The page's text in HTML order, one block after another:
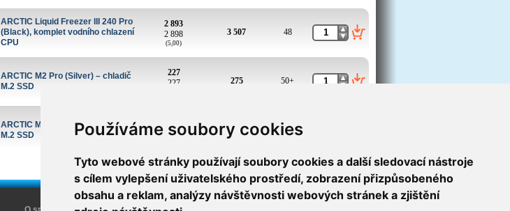
Používáme soubory cookies
Tyto webové stránky používají soubory cookies a další sledovací nástroje
s cílem vylepšení uživatelského prostředí, zobrazení přizpůsobeného
obsahu a reklam, analýzy návštěvnosti webových stránek a zjištění
ARCTIC Liquid Freezer III 240 Pro
(Black), komplet vodního chlazení
CPU
2 893
2 898
(5,00)
3 507 48
ARCTIC M2 Pro (Silver) – chladič
M.2 SSD
227
227
275 50+
ARCTIC M2 Pro (Black) – chladič
M.2 SSD
227
275 50+
>
1 2 3 4 5 6 7